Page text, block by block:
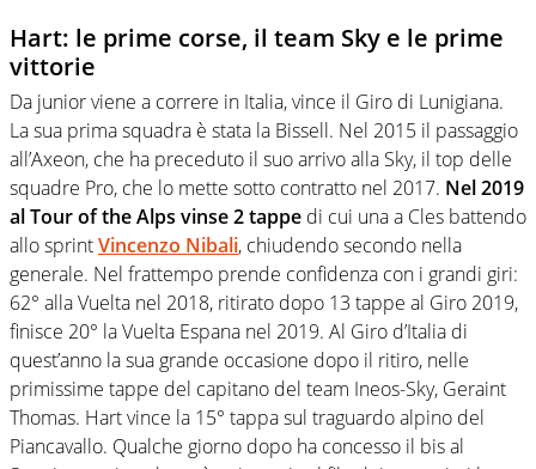
Hart: le prime corse, il team Sky e le prime
vittorie
Da junior viene a correre in Italia, vince il Giro di Lunigiana.
La sua prima squadra è stata la Bissell. Nel 2015 il passaggio
all’Axeon, che ha preceduto il suo arrivo alla Sky, il top delle
squadre Pro, che lo mette sotto contratto nel 2017. Nel 2019
al Tour of the Alps vinse 2 tappe di cui una a Cles battendo
allo sprintVincenzo Nibali, chiudendo secondo nella
generale. Nel frattempo prende confidenza con i grandi giri:
62° alla Vuelta nel 2018, ritirato dopo 13 tappe al Giro 2019,
finisce 20° la Vuelta Espana nel 2019. Al Giro d’Italia di
quest’anno la sua grande occasione dopo il ritiro, nelle
primissime tappe del capitano del team Ineos-Sky, Geraint
Thomas. Hart vince la 15° tappa sul traguardo alpino del
Piancavallo. Qualche giorno dopo ha concesso il bis al